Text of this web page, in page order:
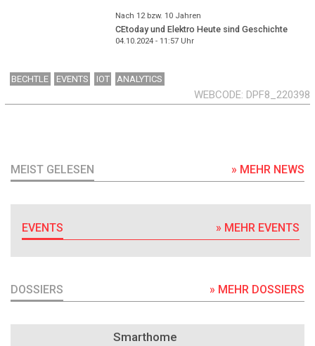
Nach 12 bzw. 10 Jahren
CEtoday und Elektro Heute sind Geschichte
04.10.2024 - 11:57Uhr
BECHTLE EVENTS IOT ANALYTICS
WEBCODE DPF8_220398
MEIST GELESEN » MEHR NEWS
EVENTS » MEHR EVENTS
DOSSIERS » MEHR DOSSIERS
Smarthome